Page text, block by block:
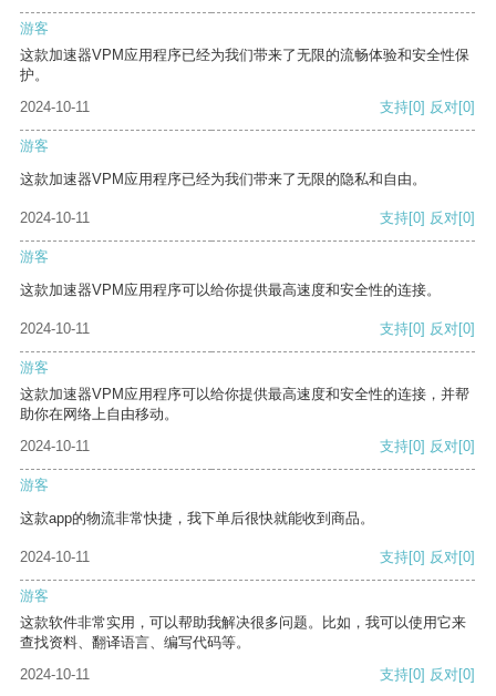
游客
这款加速器VPM应用程序已经为我们带来了无限的流畅体验和安全性保
护。
2024-10-11
支持[0] 反对[0]
游客
这款加速器VPM应用程序已经为我们带来了无限的隐私和自由。
2024-10-11 支持[0] 反对[0]
游客
这款加速器VPM应用程序可以给你提供最高速度和安全性的连接。
2024-10-11 支持[0] 反对[0]
游客
这款加速器VPM应用程序可以给你提供最高速度和安全性的连接，并帮
助你在网络上自由移动。
2024-10-11
支持[0] 反对[0]
游客
这款app的物流非常快捷，我下单后很快就能收到商品。
2024-10-11 支持[0] 反对[0]
游客
这款软件非常实用，可以帮助我解决很多问题。比如，我可以使用它来
查找资料、翻译语言、编写代码等。
2024-10-11
支持[0] 反对[0]